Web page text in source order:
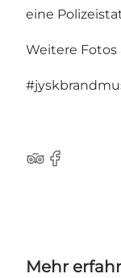
eine
Weitere Fotos
TripAdvisor
Facebook
Mehr